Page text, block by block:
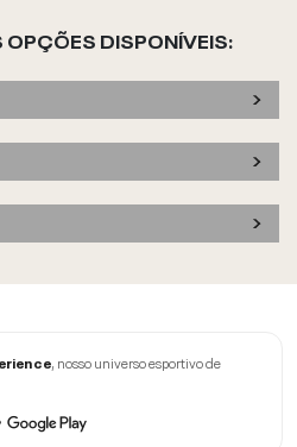
OPÇÕES DISPONÍVEIS:
, nosso universo esportivo de